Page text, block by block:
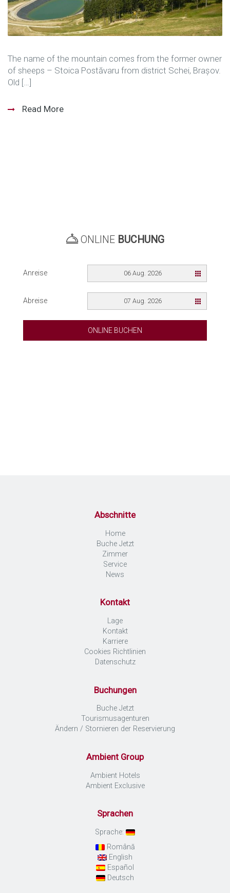
The name of the mountain comes from the former owner
of sheeps – Stoica Postăvaru from district Schei, Brașov.
Old […]
Read More
ONLINE BUCHUNG
Anreise 06 Aug. 2026
Abreise 07 Aug. 2026
ONLINE BUCHEN
Abschnitte
Home
Buche Jetzt
Zimmer
Service
News
Kontakt
Lage
Kontakt
Karriere
Cookies Richtlinien
Datenschutz
Buchungen
Buche Jetzt
Tourismusagenturen
Ändern / Stornieren der Reservierung
Ambient Group
Ambient Hotels
Ambient Exclusive
Sprachen
Sprache:
Română
English
Español
Deutsch